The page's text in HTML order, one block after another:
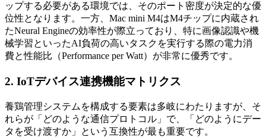
ップする必要がある環境では、そのポート密度が決定的な優
位性となります。一方、Mac mini M4はM4チップに内蔵され
たNeural Engineの効率性が際立っており、特に画像認識や機
械学習といったAI負荷の高いタスクを実行する際の電力消
費と性能比（Performance per Watt）が非常に優秀です。
2. IoTデバイス連携機能マトリクス
養鶏管理システムを構成する要素は多岐にわたりますが、そ
れらが「どのような通信プロトコル」で、「どのようにデー
タを受け渡すか」という互換性が最も重要です。